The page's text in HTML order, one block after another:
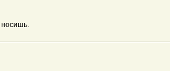
носишь.